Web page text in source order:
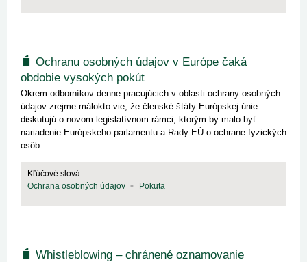
Ochranu osobných údajov v Európe čaká
obdobie vysokých pokút
Okrem odborníkov denne pracujúcich v oblasti ochrany osobných
údajov zrejme málokto vie, že členské štáty Európskej únie
diskutujú o novom legislatívnom rámci, ktorým by malo byť
nariadenie Európskeho parlamentu a Rady EÚ o ochrane fyzických
osôb ...
Kľúčové slová
Ochrana osobných údajov
Pokuta
Whistleblowing – chránené oznamovanie